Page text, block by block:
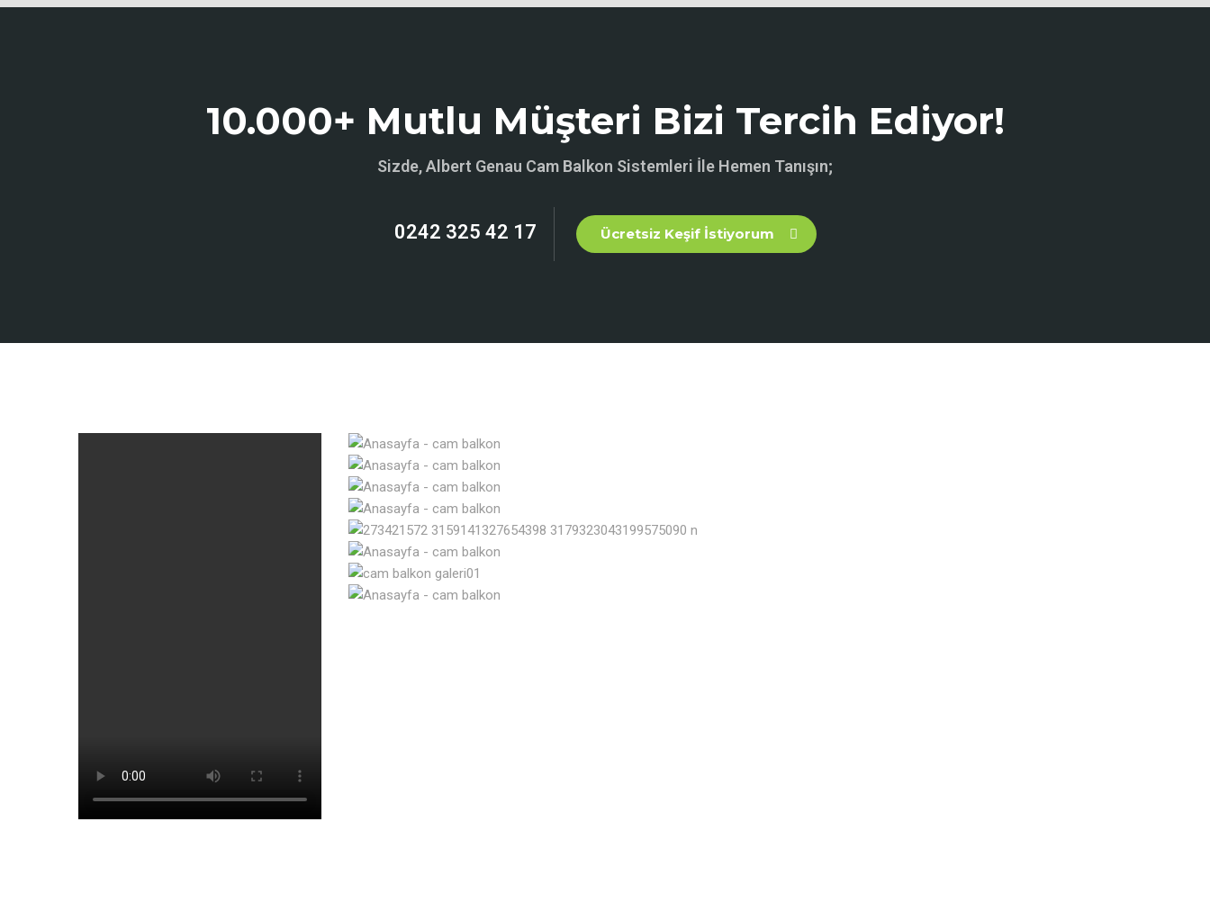
10.000+ Mutlu Müşteri Bizi Tercih Ediyor!
Sizde, Albert Genau Cam Balkon Sistemleri İle Hemen Tanışın;
0242 325 42 17 Ücretsiz Keşif İstiyorum